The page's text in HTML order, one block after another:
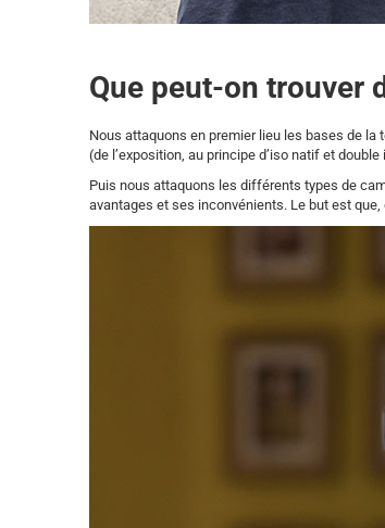
Que peut-on trouver
Nous attaquons en premier lieu les bases de la
(de l’exposition, au principe d’iso natif et double
Puis nous attaquons les différents types de
avantages et ses inconvénients. Le but est